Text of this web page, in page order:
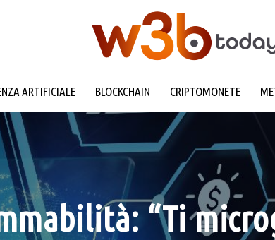
ARTIFICIALE BLOCKCHAIN CRIPTOMONETE
“Ti